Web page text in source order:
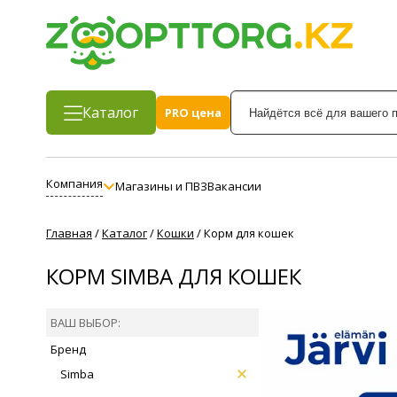
Каталог PRO цена
Компания Магазины и ПВЗВакансии
Главная /Каталог/Кошки /Корм для кошек
КОРМ SIMBA ДЛЯ КОШЕК
ВАШ ВЫБОР:
Бренд
Simba